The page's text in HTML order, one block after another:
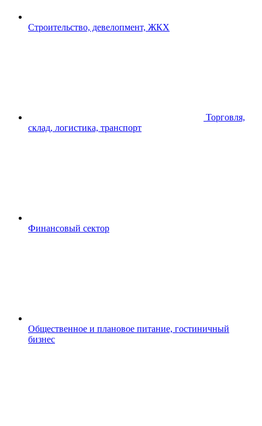
Строительство, девелопмент, ЖКХ
Торговля,
склад, логистика, транспорт
Финансовый сектор
Общественное и плановое питание, гостиничный
бизнес